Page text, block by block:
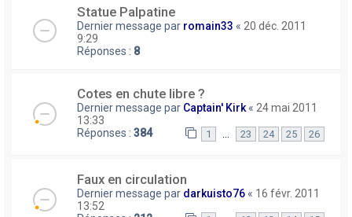
Statue Palpatine
Dernier message par romain33 « 20 déc. 2011
9:29
Réponses : 8
Cotes en chute libre ?
Dernier message par Captain' Kirk « 24 mai 2011
13:33
Réponses : 384 1 23 24 25 26
Faux en circulation
Dernier message par darkuisto76 « 16 févr. 2011
13:52